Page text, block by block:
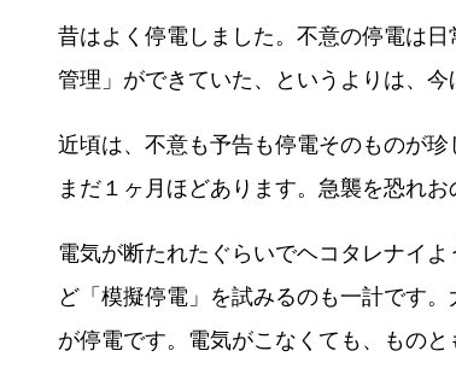
昔はよく停電しました。不意の停電は
管理」ができていた、というよりは、
近頃は、不意も予告も停電そのものが
まだ１ヶ月ほどあります。急襲を恐れ
電気が断たれたぐらいでヘコタレナイ
ど「模擬停電」を試みるのも一計です
が停電です。電気がこなくても、もの